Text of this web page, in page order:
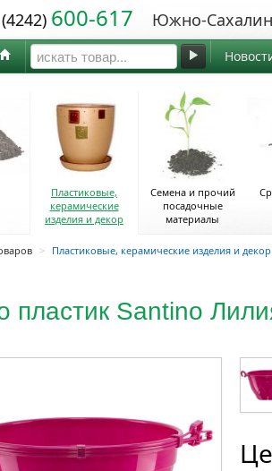
600-617 Южно-
Пластиковые,
керамические
изделия и декор
Семена и прочий
посадочные
материалы
> Пластиковые, керамические изделия и декор
пластик Santino